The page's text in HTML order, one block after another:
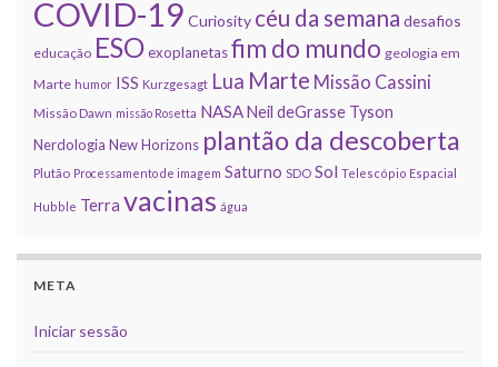
COVID-19 Curiosity céu da semana desafios
educação ESOexoplanetasfim do mundo geologia em
Marte humor ISS Kurzgesagt Lua Marte Missão Cassini
Missão Dawn missão Rosetta NASANeil deGrasse Tyson
Nerdologia New Horizons plantão da descoberta
Plutão Processamento de imagem Saturno SDO Sol Telescópio Espacial
Hubble Terra vacinas água
META
Iniciar sessão